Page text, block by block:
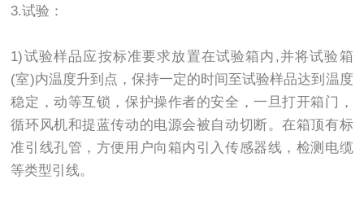
3.试验：
1)试验样品应按标准要求放置在试验箱内,并将试验箱
(室)内温度升到点，保持一定的时间至试验样品达到温度
稳定，动等互锁，保护操作者的安全，一旦打开箱门，
循环风机和提蓝传动的电源会被自动切断。在箱顶有标
准引线孔管，方便用户向箱内引入传感器线，检测电缆
等类型引线。